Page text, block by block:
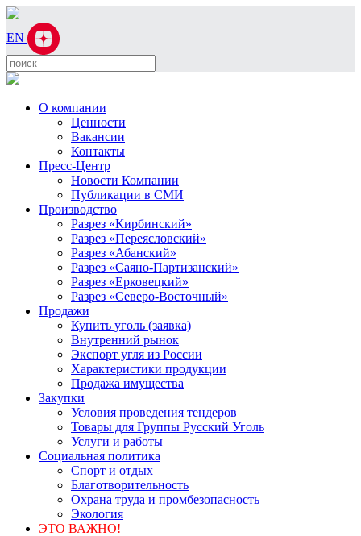
EN
О компании
Ценности
Вакансии
Контакты
Пресс-Центр
Новости Компании
Публикации в СМИ
Производство
Разрез «Кирбинский»
Разрез «Переясловский»
Разрез «Абанский»
Разрез «Саяно-Партизанский»
Разрез «Ерковецкий»
Разрез «Северо-Восточный»
Продажи
Купить уголь (заявка)
Внутренний рынок
Экспорт угля из России
Характеристики продукции
Продажа имущества
Закупки
Условия проведения тендеров
Товары для Группы Русский Уголь
Услуги и работы
Социальная политика
Спорт и отдых
Благотворительность
Охрана труда и промбезопасность
Экология
ЭТО ВАЖНО!